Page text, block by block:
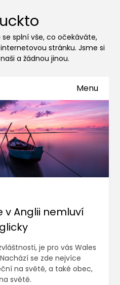
splní vše, co očekáváte,
stránku. Jsme si
a žádnou jinou.
Menu
v Anglii nemluví
je pro vás Wales
se zde nejvíce
na světě, a také obec,
světě.